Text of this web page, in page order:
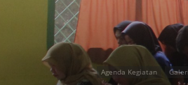
Agenda Kegiatan Galeri